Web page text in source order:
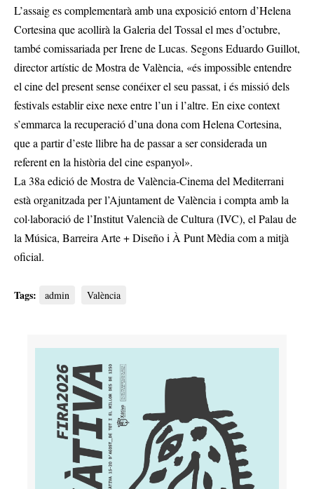
L’assaig es complementarà amb una exposició entorn d’Helena
Cortesina que acollirà la Galeria del Tossal el mes d’octubre,
també comissariada per Irene de Lucas. Segons Eduardo Guillot,
director artístic de Mostra de València, «és impossible entendre
el cine del present sense conéixer el seu passat, i és missió dels
festivals establir eixe nexe entre l’un i l’altre. En eixe context
s’emmarca la recuperació d’una dona com Helena Cortesina,
que a partir d’este llibre ha de passar a ser considerada un
referent en la història del cine espanyol».
La 38a edició de Mostra de València-Cinema del Mediterrani
està organitzada per l’Ajuntament de València i compta amb la
col·laboració de l’Institut Valencià de Cultura (IVC), el Palau de
la Música, Barreira Arte + Diseño i À Punt Mèdia com a mitjà
oficial.
Tags: admin València